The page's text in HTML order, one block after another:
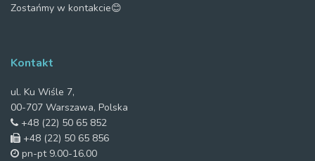
Zostańmy w kontakcie😊
Kontakt
ul. Ku Wiśle 7,
00-707 Warszawa, Polska
+48 (22) 50 65 852
+48 (22) 50 65 856
pn-pt 9.00-16.00